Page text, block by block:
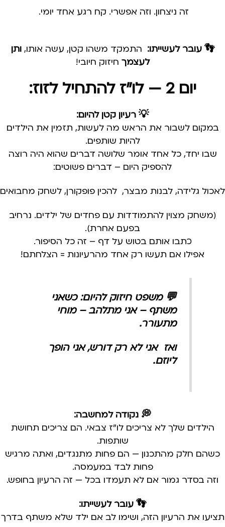
זה ניצחון. וזה אפשרי. קח רגע אחד יומי.
👣 עובר לעשייתו: התמקד משהו קטן, עשה אותו,ותן
לעצמך חיזוק חיובי!
יום 2 — לו"ז להתחיל לזוז:
💡 רעיון קטן להיום:
במקום לשבור את הראש מה לעשות, תזמין את הילדים
להיות שותפים.
שבו יחד, כל אחד אומר שלושה דברים שהוא היה רוצה
להספיק היום – דברים פשוטים:
לאכול גלידה, לבנות מבצר, להכין פופקורן, לשחק מחבואים
(משחק מצוין להתמודדות עם פחדים של ילדים. נרחיב
בפעם אחרת).
כתבו אותם בטוש על דף – זה כל הסיפור.
אפילו אם תעשו רק אחד מהרעיונות = הצלחתם!
💬 משפט חיזוק להיום:כשאני
משתף – אני מתלהב – מוחי
מתעורר.
ואז אני לא רק דורש, אני הופך
ליוזם.
💭 נקודה למחשבה:
הילדים שלך לא צריכים לו״ז צבאי. הם צריכים תחושת
שותפות.
כשהם חלק מהתכנון — הם פחות מתנגדים, ואתה מרגיש
פחות לבד במעמסה.
וזה בסדר גמור אם לא תעמדו בכל — זה הרעיון בחופש.
👣 עובר לעשייתו:
תציעו את הרעיון הזה, ושימו לב אם ילד שלא משתף בדרך